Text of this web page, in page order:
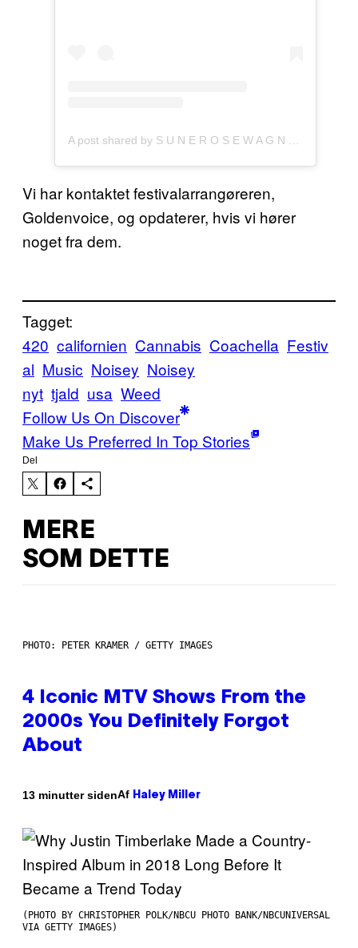
Vi har kontaktet festivalarrangøreren,
Goldenvoice, og opdaterer, hvis vi hører
noget fra dem.
Tagget:
420 californien Cannabis Coachella Festiv
al Music Noisey Noisey
nyt tjald usa Weed
Follow Us On Discover
Make Us Preferred In Top Stories
Del
MERE
SOM DETTE
PHOTO: PETER KRAMER / GETTY IMAGES
4 Iconic MTV Shows From the
2000s You Definitely Forgot
About
13 minutter sidenAf Haley Miller
(PHOTO BY CHRISTOPHER POLK/NBCU PHOTO BANK/NBCUNIVERSAL
VIA GETTY IMAGES)